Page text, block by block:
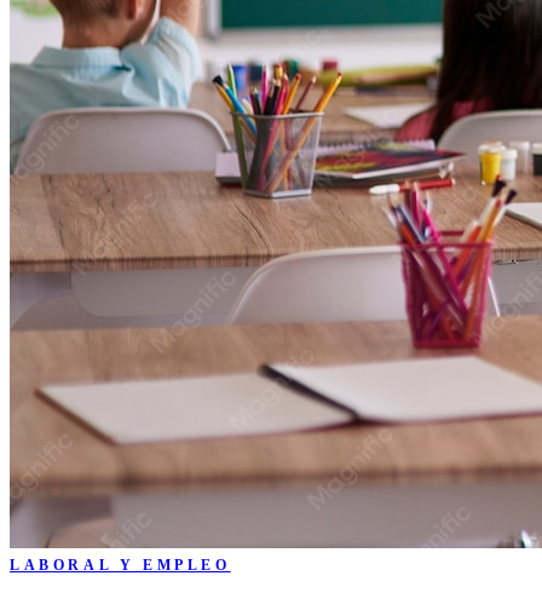
LABORAL Y EMPLEO